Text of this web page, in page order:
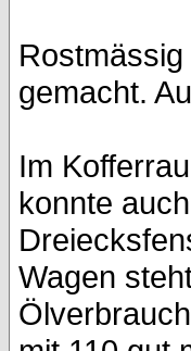
gemacht.
Im
konnte
Wagen